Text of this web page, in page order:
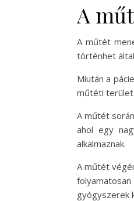
A
A műtét
történhet
Miután a
műtéti terület
A műtét
ahol egy
alkalmaznak.
A műtét
gyógyszerek